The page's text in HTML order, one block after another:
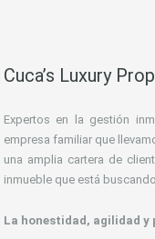
Cuca’s Luxury
Expertos en la gestión
empresa familiar que
una amplia cartera de
inmueble que está buscando.
La honestidad, agilidad